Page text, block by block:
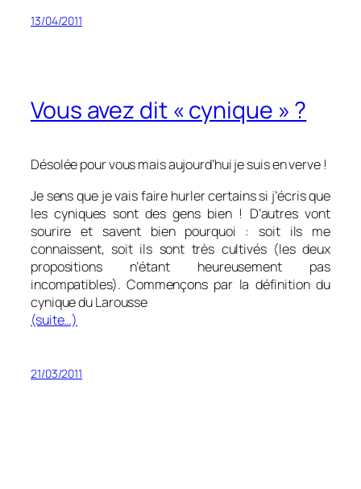
13/04/2011
Vous avez dit « cynique » ?
Désolée pour vous mais aujourd’hui je suis en verve !
Je sens que je vais faire hurler certains si j’écris que
les cyniques sont des gens bien ! D’autres vont
sourire et savent bien pourquoi : soit ils me
connaissent, soit ils sont très cultivés (les deux
propositions n’étant heureusement pas
incompatibles). Commençons par la définition du
cynique du Larousse
(suite…)
21/03/2011